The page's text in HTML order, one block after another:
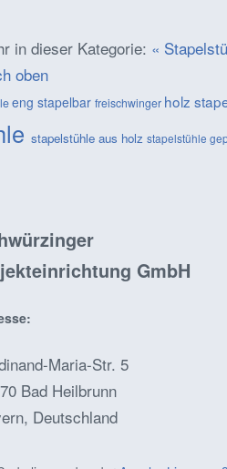
in dieser Kategorie: «
oben
eng stapelbar freischwinger holz
stapelstühle aus holz stapelstühle
GmbH
Maria-Str. 5
Bad Heilbrunn
Deutschland